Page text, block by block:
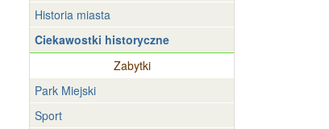
Historia miasta
Ciekawostki historyczne
Zabytki
Park Miejski
Sport